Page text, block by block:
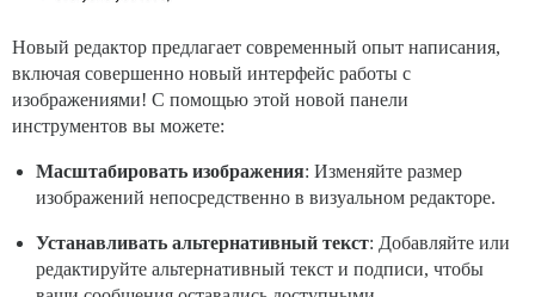
Новый редактор предлагает современный опыт написания,
включая совершенно новый интерфейс работы с
изображениями! С помощью этой новой панели
инструментов вы можете:
Масштабировать изображения: Изменяйте размер
изображений непосредственно в визуальном редакторе.
Устанавливать альтернативный текст: Добавляйте или
редактируйте альтернативный текст и подписи, чтобы